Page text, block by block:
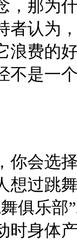
，那为
者认为
浪费的
不是一
会选择
想过跳
俱乐
时身体